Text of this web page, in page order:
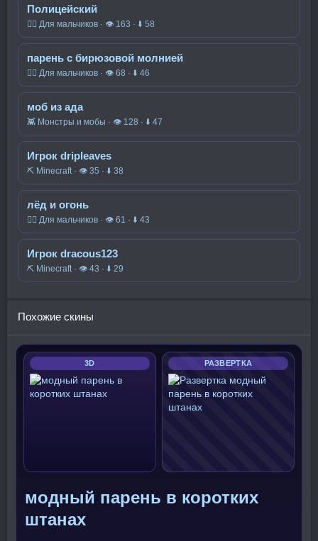
Полицейский
🧍‍♂️ Для мальчиков · 👁 163 · ⬇ 58
парень с бирюзовой молнией
🧍‍♂️ Для мальчиков · 👁 68 · ⬇ 46
моб из ада
👾 Монстры и мобы · 👁 128 · ⬇ 47
Игрок dripleaves
⛏️ Minecraft · 👁 35 · ⬇ 38
лёд и огонь
🧍‍♂️ Для мальчиков · 👁 61 · ⬇ 43
Игрок dracous123
⛏️ Minecraft · 👁 43 · ⬇ 29
Похожие скины
3D РАЗВЕРТКА
модный парень в коротких
штанах